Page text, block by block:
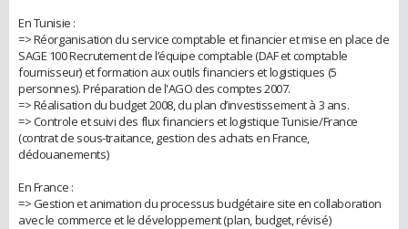
En Tunisie :
=> Réorganisation du service comptable et financier et mise en place de
SAGE 100 Recrutement de l’équipe comptable (DAF et comptable
fournisseur) et formation aux outils financiers et logistiques (5
personnes). Préparation de l'AGO des comptes 2007.
=> Réalisation du budget 2008, du plan d’investissement à 3 ans.
=> Controle et suivi des flux financiers et logistique Tunisie/France
(contrat de sous-traitance, gestion des achats en France,
dédouanements)
En France :
=> Gestion et animation du processus budgétaire site en collaboration
avec le commerce et le développement (plan, budget, révisé)